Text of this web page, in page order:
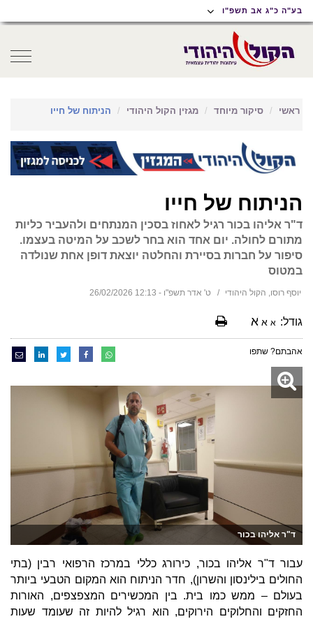
תפריט
נגישות
תפריט
ראשי
תוכן
ראשי
בע"ה כ"ג אב תשפ"ו
ראשי סיקור מיוחד מגזין הקול היהודי הניתוח של חייו
הניתוח של חייו
ד"ר אליהו בכור רגיל לאחוז בסכין המנתחים ולהעביר כליות
מתורם לחולה. יום אחד הוא בחר לשכב על המיטה בעצמו.
סיפור על חברות בסיירת והחלטה יוצאת דופן אחת שנולדה
במטוס
יוסף רוסו, הקול היהודי ט' אדר תשפ"ו - 12:13 26/02/2026
גודל: א א א
אהבתם? שתפו
ד"ר אליהו בכור
עבור ד"ר אליהו בכור, כירורג כללי במרכז הרפואי רבין (בתי
החולים בילינסון והשרון), חדר הניתוח הוא המקום הטבעי ביותר
בעולם – ממש כמו בית. בין המכשירים המצפצפים, האורות
החזקים והחלוקים הירוקים, הוא רגיל להיות זה שעומד שעות